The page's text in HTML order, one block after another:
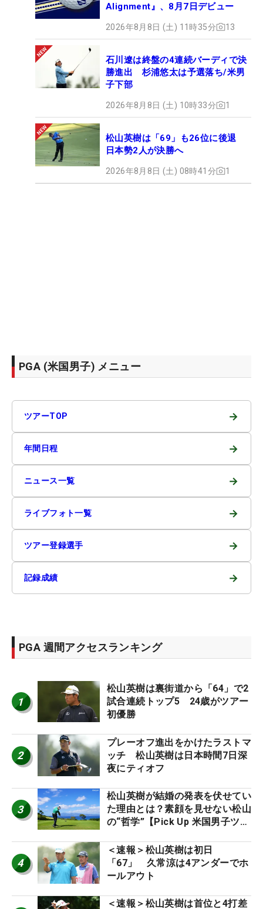
Alignment』、8月7日デビュー
2026年8月8日 (土) 11時35分 13
石川遼は終盤の4連続バーディで決
勝進出 杉浦悠太は予選落ち/米男
子下部
2026年8月8日 (土) 10時33分 1
松山英樹は「69」も26位に後退
日本勢2人が決勝へ
2026年8月8日 (土) 08時41分 1
PGA (米国男子) メニュー
ツアーTOP →
年間日程 →
ニュース一覧 →
ライブフォト一覧 →
ツアー登録選手 →
記録成績 →
PGA 週間アクセスランキング
1
松山英樹は裏街道から「64」で2
試合連続トップ5 24歳がツアー
初優勝
2
プレーオフ進出をかけたラストマ
ッチ 松山英樹は日本時間7日深
夜にティオフ
3
松山英樹が結婚の発表を伏せてい
た理由とは？素顔を見せない松山
の“哲学”【Pick Up 米国男子ツア
4
＜速報＞松山英樹は初日
「67」 久常涼は4アンダーでホ
ールアウト
＜速報＞松山英樹は首位と4打差